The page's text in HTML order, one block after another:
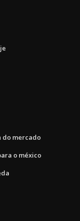
do mercado
o méxico